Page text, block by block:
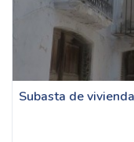
Subasta de